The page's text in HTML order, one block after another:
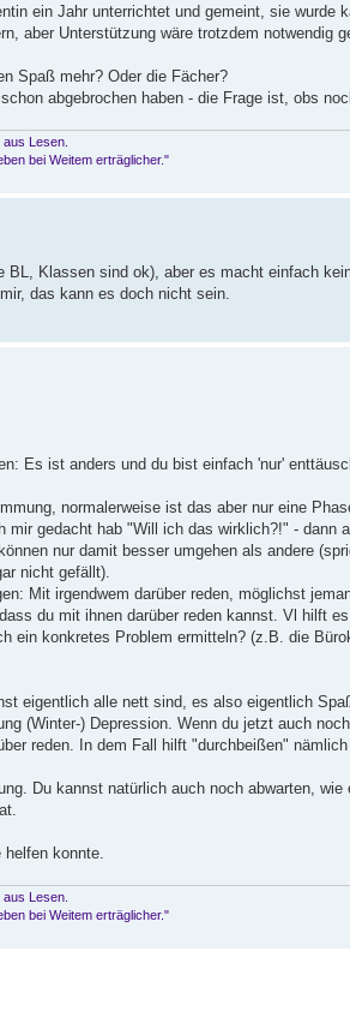
ein Jahr unterrichtet und gemeint, sie
aber Unterstützung wäre trotzdem notwendig
Spaß mehr? Oder die Fächer?
abgebrochen haben - die Frage ist, obs
Lesen.
bei Weitem erträglicher."
Klassen sind ok), aber es macht einfach
das kann es doch nicht sein.
Es ist anders und du bist einfach 'nur'
normalerweise ist das aber nur eine
mir gedacht hab "Will ich das wirklich?!" -
nur damit besser umgehen als andere
nicht gefällt).
Mit irgendwem darüber reden, möglichst
du mit ihnen darüber reden kannst. Vl hilft
ein konkretes Problem ermitteln? (z.B. die
eigentlich alle nett sind, es also eigentlich
(Winter-) Depression. Wenn du jetzt auch
reden. In dem Fall hilft "durchbeißen"
Du kannst natürlich auch noch abwarten,
konnte.
Lesen.
bei Weitem erträglicher."